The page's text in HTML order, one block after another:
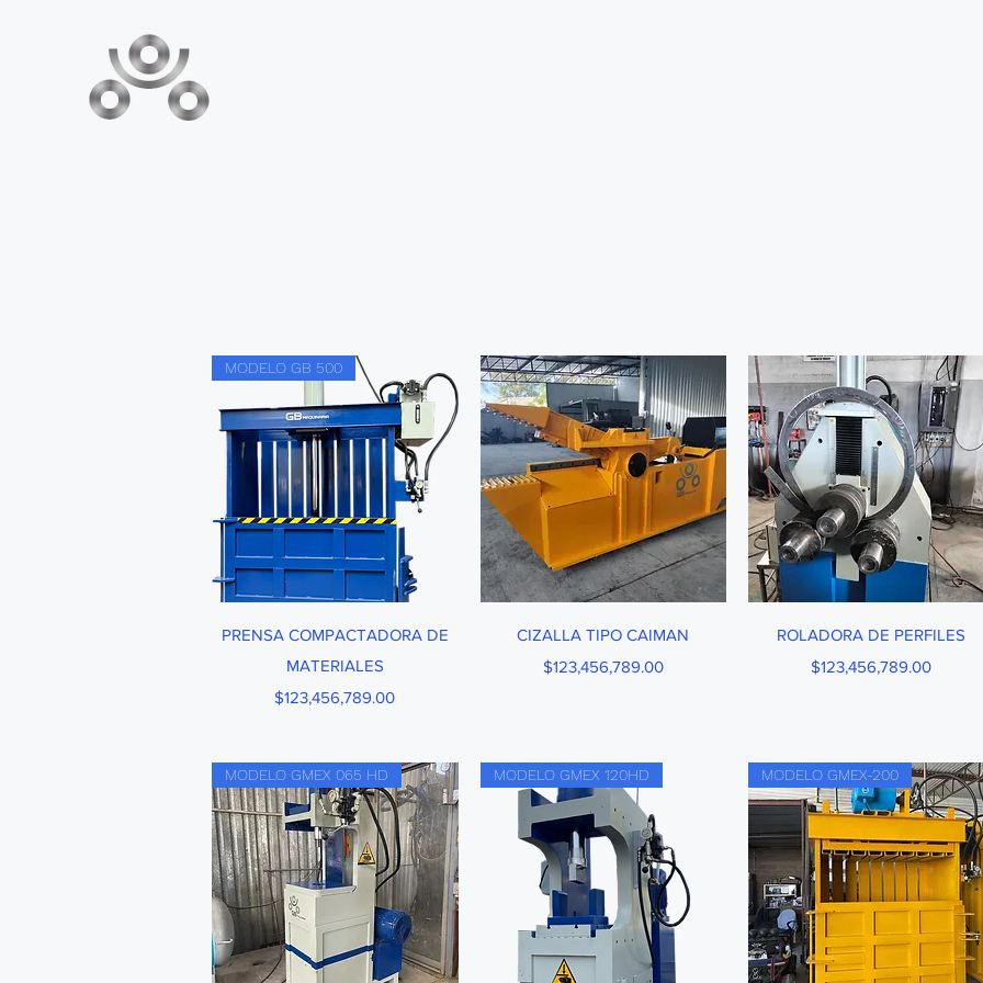
Vista rápida
MODELO GB 500
PRENSA COMPACTADORA DE
MATERIALES
Precio
$123,456,789.00
Vista rápida
CIZALLA TIPO CAIMAN
Precio
$123,456,789.00
Vista rápida
ROLADORA DE PERFILES
Precio
$123,456,789.00
MODELO GMEX 065 HD MODELO GMEX 120HD MODELO GMEX-200